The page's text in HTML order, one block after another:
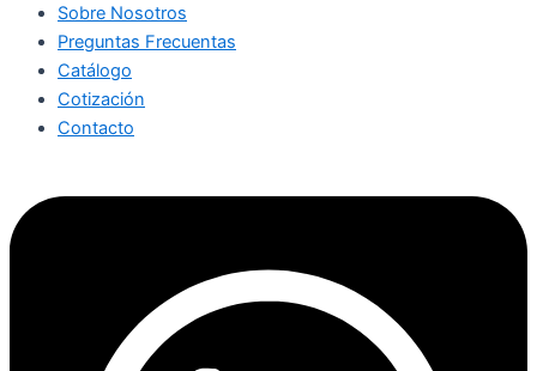
Sobre Nosotros
Preguntas Frecuentas
Catálogo
Cotización
Contacto